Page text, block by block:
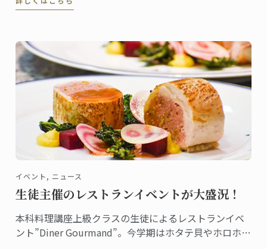
テーション。
イベント, ニュース
生徒主催のレストランイベントが大盛況！
本科料理講座上級クラスの生徒によるレストランイベ
ント”Diner Gourmand”。今学期はホタテ貝やホロホロ